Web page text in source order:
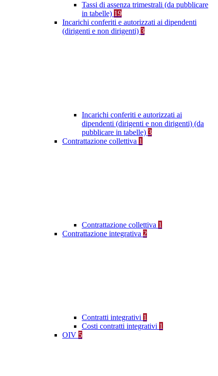
Tassi di assenza trimestrali (da pubblicare
in tabelle) 19
Incarichi conferiti e autorizzati ai dipendenti
(dirigenti e non dirigenti) 3
Incarichi conferiti e autorizzati ai
dipendenti (dirigenti e non dirigenti) (da
pubblicare in tabelle) 3
Contrattazione collettiva 1
Contrattazione collettiva 1
Contrattazione integrativa 2
Contratti integrativi 1
Costi contratti integrativi 1
OIV 5